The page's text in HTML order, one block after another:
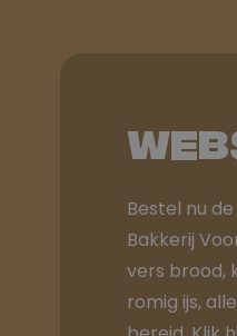
Bestel nu
Bakkerij
vers brood,
romig ijs,